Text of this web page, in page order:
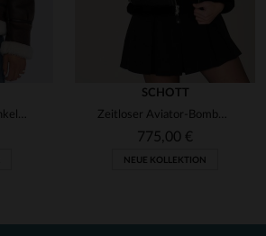
Schott LC1259 - dunkelbrauner Schafsleder-Bomber für kalte Tage.
SCHOTT
Zeitloser Aviator-Bomber aus Schafsleder - warm und robust von Schott.
775,00 €
NEUE KOLLEKTION